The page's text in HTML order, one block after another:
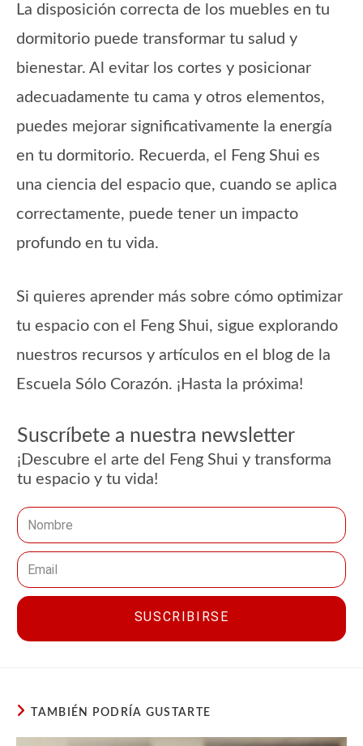
La disposición correcta de los muebles en tu
dormitorio puede transformar tu salud y
bienestar. Al evitar los cortes y posicionar
adecuadamente tu cama y otros elementos,
puedes mejorar significativamente la energía
en tu dormitorio. Recuerda, el Feng Shui es
una ciencia del espacio que, cuando se aplica
correctamente, puede tener un impacto
profundo en tu vida.
Si quieres aprender más sobre cómo optimizar
tu espacio con el Feng Shui, sigue explorando
nuestros recursos y artículos en el blog de la
Escuela Sólo Corazón. ¡Hasta la próxima!
Suscríbete a nuestra newsletter
¡Descubre el arte del Feng Shui y transforma
tu espacio y tu vida!
SUSCRIBIRSE
TAMBIÉN PODRÍA GUSTARTE